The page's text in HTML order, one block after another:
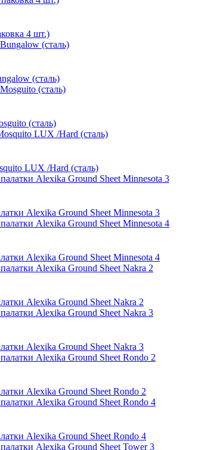
4 шт.)
(сталь)
(сталь)
LUX /Hard (сталь)
Alexika Ground Sheet Minnesota 3
Alexika Ground Sheet Minnesota 4
Alexika Ground Sheet Nakra 2
Alexika Ground Sheet Nakra 3
Alexika Ground Sheet Rondo 2
Alexika Ground Sheet Rondo 4